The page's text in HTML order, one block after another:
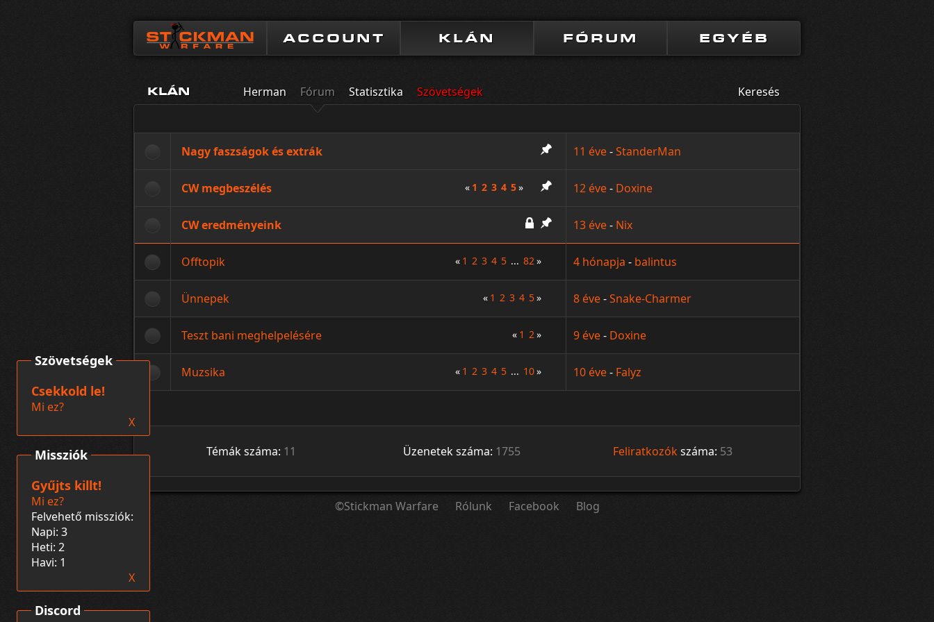
ACCOUNT KLÁN FÓRUM EGYÉB
KLÁN Herman Fórum Statisztika Szövetségek Keresés
Nagy faszságok és extrák 11 éve-StanderMan
CW megbeszélés « 1 2 3 4 5» 12 éve- Doxine
CW eredményeink 13 éve- Nix
Offtopik « 1 2 3 4 5 ... 82» 4 hónapja - balintus
Ünnepek « 1 2 3 4 5» 8 éve-Snake-Charmer
Teszt bani meghelpelésére « 1 2» 9 éve- Doxine
Muzsika « 1 2 3 4 5 ... 10» 10 éve- Falyz
Témák száma: 11 Üzenetek száma: 1755 Feliratkozókszáma: 53
©Stickman Warfare Rólunk Facebook Blog
Discord
Missziók
Gyűjts killt!
Mi ez?
Felvehető missziók:
Napi: 3
Heti: 2
Havi: 1
X
Szövetségek
Csekkold le!
Mi ez?
X